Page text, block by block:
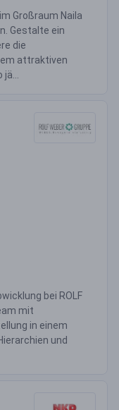
Großraum Naila
Gestalte ein
die
attraktiven
bei ROLF
mit
in einem
und